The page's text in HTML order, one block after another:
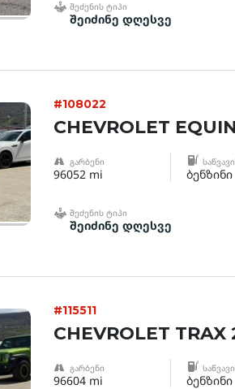
ᲨᲔᲫᲔᲜᲘᲡ ᲢᲘᲞᲘ
შეიძინე დღესვე
#108022
CHEVROLET
ᲒᲐᲠᲑᲔᲜᲘ
96052 mi ბენზინი
ᲨᲔᲫᲔᲜᲘᲡ ᲢᲘᲞᲘ
შეიძინე დღესვე
#115511
CHEVROLET TRAX
ᲒᲐᲠᲑᲔᲜᲘ
96604 mi ბენზინი